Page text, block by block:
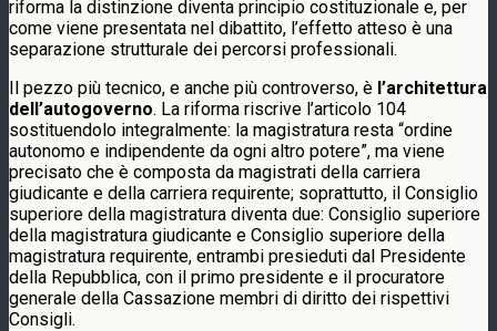
riforma la distinzione diventa principio costituzionale e, per
come viene presentata nel dibattito, l’effetto atteso è una
separazione strutturale dei percorsi professionali.
Il pezzo più tecnico, e anche più controverso, è l’architettura
dell’autogoverno. La riforma riscrive l’articolo 104
sostituendolo integralmente: la magistratura resta “ordine
autonomo e indipendente da ogni altro potere”, ma viene
precisato che è composta da magistrati della carriera
giudicante e della carriera requirente; soprattutto, il Consiglio
superiore della magistratura diventa due: Consiglio superiore
della magistratura giudicante e Consiglio superiore della
magistratura requirente, entrambi presieduti dal Presidente
della Repubblica, con il primo presidente e il procuratore
generale della Cassazione membri di diritto dei rispettivi
Consigli.